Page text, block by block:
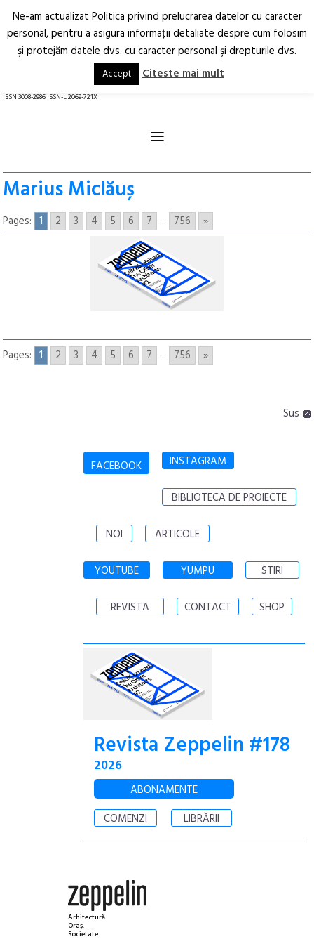
Arhitectură.
Oraș.
RO EN
ISSN 3008-2986 ISSN-L 2069-721X
≡
Marius Miclăuș
Pages: 1 2 3 4 5 6 7 ... 756 »
Pages: 1 2 3 4 5 6 7 ... 756 »
Sus
FACEBOOK INSTAGRAM
BIBLIOTECA DE PROIECTE
NOI ARTICOLE
YOUTUBE YUMPU STIRI
REVISTA CONTACT SHOP
Revista Zeppelin #178
2026
ABONAMENTE
COMENZI
LIBRĂRII
Arhitectură.
Oraș.
Societate.
Ne-am actualizat Politica privind prelucrarea datelor cu caracter
personal, pentru a asigura informaţii detaliate despre cum folosim
şi protejăm datele dvs. cu caracter personal şi drepturile dvs.
Accept Citeste mai mult